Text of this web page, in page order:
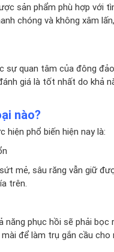
sản phẩm phù hợp với
chóng và không xâm
quan tâm của đông
giá là tốt nhất do khả
nào?
phổ biến hiện nay là:
mẻ, sâu răng vẫn giữ
trên.
phục hồi sẽ phải
để làm trụ gắn cầu cho